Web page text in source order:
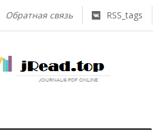
Обратная связь RSS_tags